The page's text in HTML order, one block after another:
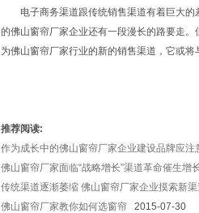
1 2
电子商务渠道跟传统销售渠道有着巨大的
的佛山窗帘厂家企业还有一段漫长的路要走
为佛山窗帘厂家行业的新的销售渠道，它或将
推荐阅读:
作为成长中的佛山窗帘厂家企业建设品牌应注
佛山窗帘厂家面临“战略增长”渠道革命催生增
传统渠道逐渐萎缩 佛山窗帘厂家企业摸索新渠
佛山窗帘厂家教你如何选窗帘 2015-07-30